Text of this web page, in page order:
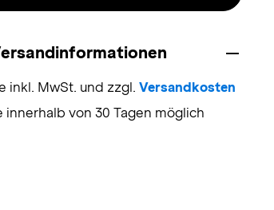
inkl. MwSt. und zzgl. Versandkosten
innerhalb von 30 Tagen möglich